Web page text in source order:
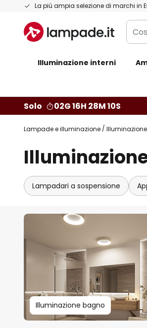
La più ampia selezione di marchi in
Salta
contenuto
Cosa
stai
Illuminazione interni
Solo 02G 16H 28M 08S
Lampade e illuminazione
Lampadari a sospensione
Illuminazione bagno